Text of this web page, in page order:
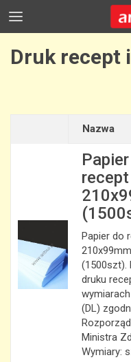
Druk recept
recept
Papier do
210x99mm
(1500szt).
druku
(DL)
Ministra
Wymiary:
Nazwa